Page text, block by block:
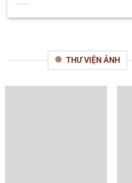
THƯ VIỆN ẢNH